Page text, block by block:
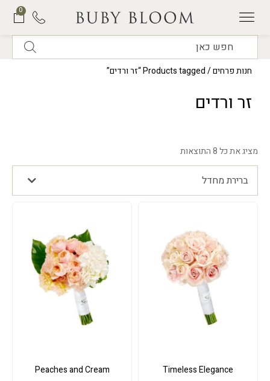
0
חנות פרחים/ Products tagged “זר ורדים”
זר ורדים
מציג את כל 8 התוצאות
ברירת מחדל
Timeless Elegance
Peaches and Cream